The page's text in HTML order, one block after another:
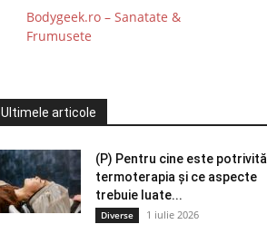
Bodygeek.ro – Sanatate &
Frumusete
Ultimele articole
(P) Pentru cine este potrivită
termoterapia și ce aspecte
trebuie luate...
Diverse 1 iulie 2026